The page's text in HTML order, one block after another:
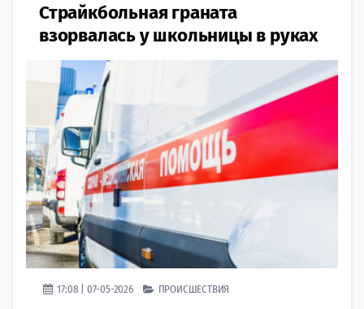
Страйкбольная граната
взорвалась у школьницы в руках
17:08 | 07-05-2026 ПРОИСШЕСТВИЯ